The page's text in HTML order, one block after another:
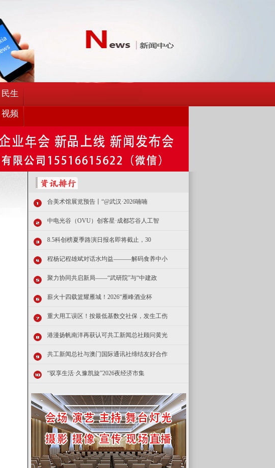
民生
视频
合美术馆展览预告丨“@武汉·2026喃喃
中电光谷（OVU）创客星·成都芯谷人工智
8.5科创榜夏季路演日报名即将截止，30
程杨记程雄斌对话水均益———解码食养中小
聚力协同共启新局——“武研院”与“中建政
薪火十四载篮耀雁城！2026“雁峰酒业杯
重大用工误区！按最低基数交社保，发生工伤
港漫扬帆南洋再获认可共工新闻总社顾问黄光
共工新闻总社与澳门国际通讯社缔结友好合作
“驭享生活·久豫凯旋”2026夜经济市集